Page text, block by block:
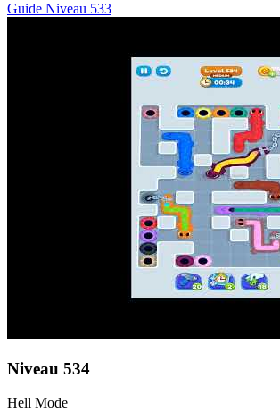
Guide Niveau 533
Niveau 534
Hell Mode